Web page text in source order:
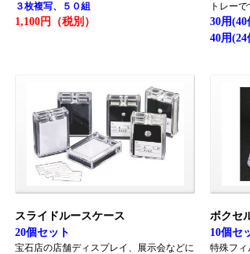
３枚複写、５０組
1,100円（税別）
トレーで
30用
40用
スライドルースケース
20個セット
宝石店の店舗ディスプレイ、展示会などに
ボクセ
10個セ
特殊フィ